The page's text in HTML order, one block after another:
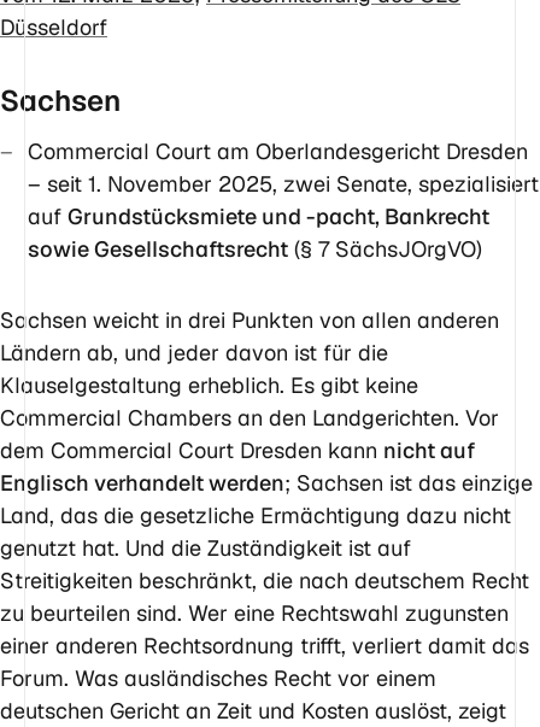
Düsseldorf
Sachsen
Commercial Court am Oberlandesgericht Dresden
– seit 1. November 2025, zwei Senate, spezialisiert
auf Grundstücksmiete und -pacht, Bankrecht
sowie Gesellschaftsrecht(§ 7 SächsJOrgVO)
Sachsen weicht in drei Punkten von allen anderen
Ländern ab, und jeder davon ist für die
Klauselgestaltung erheblich. Es gibt keine
Commercial Chambers an den Landgerichten. Vor
dem Commercial Court Dresden kann nicht auf
Englisch verhandelt werden; Sachsen ist das einzige
Land, das die gesetzliche Ermächtigung dazu nicht
genutzt hat. Und die Zuständigkeit ist auf
Streitigkeiten beschränkt, die nach deutschem Recht
zu beurteilen sind. Wer eine Rechtswahl zugunsten
einer anderen Rechtsordnung trifft, verliert damit das
Forum. Was ausländisches Recht vor einem
deutschen Gericht an Zeit und Kosten auslöst, zeigt